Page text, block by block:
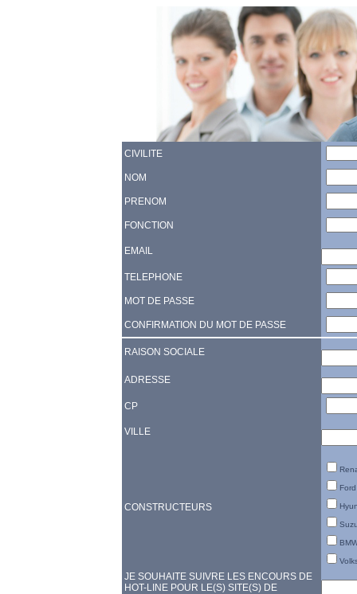
CIVILITE
NOM
PRENOM
FONCTION
EMAIL
TELEPHONE
MOT DE PASSE
CONFIRMATION DU MOT DE PASSE
RAISON SOCIALE
ADRESSE
CP
VILLE
CONSTRUCTEURS
Ford
JE SOUHAITE SUIVRE LES ENCOURS DE
HOT-LINE POUR LE(S) SITE(S) DE